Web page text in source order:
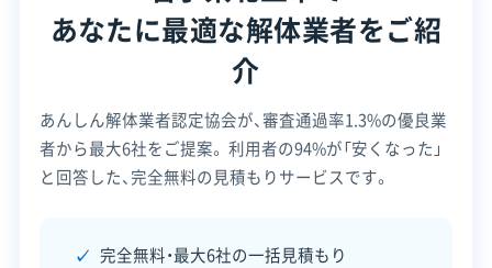
資本金 1,000万円
0197-68-2335
営業時間 9:00～19:00
営業日 月・火・水・木・金・土
福島県、山形県
あなたに最適な解体業者をご紹
介
あんしん解体業者認定協会が、審査通過率1.3%の優良業
者から最大6社をご提案。 利用者の94%が「安くなった」
と回答した、完全無料の見積もりサービスです。
完全無料・最大6社の一括見積もり